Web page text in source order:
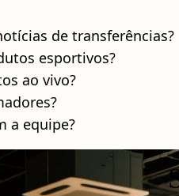
de transferências?
esportivos?
ao vivo?
a equipe?